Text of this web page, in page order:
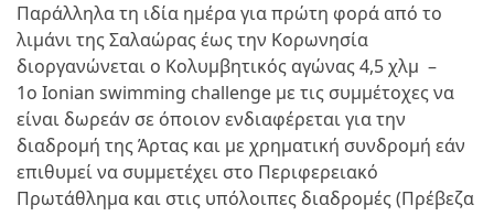
Παράλληλα τη ιδία ημέρα για πρώτη φορά από το
λιμάνι της Σαλαώρας έως την Κορωνησία
διοργανώνεται ο Κολυμβητικός αγώνας 4,5 χλμ –
1ο Ionian swimming challenge με τις συμμέτοχες να
είναι δωρεάν σε όποιον ενδιαφέρεται για την
διαδρομή της Άρτας και με χρηματική συνδρομή εάν
επιθυμεί να συμμετέχει στο Περιφερειακό
Πρωτάθλημα και στις υπόλοιπες διαδρομές (Πρέβεζα